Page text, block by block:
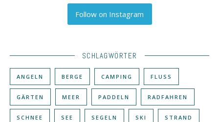
Follow on Instagram
SCHLAGWÖRTER
ANGELN BERGE CAMPING FLUSS
GÄRTEN MEER PADDELN RADFAHREN
SCHNEE SEE SEGELN SKI STRAND